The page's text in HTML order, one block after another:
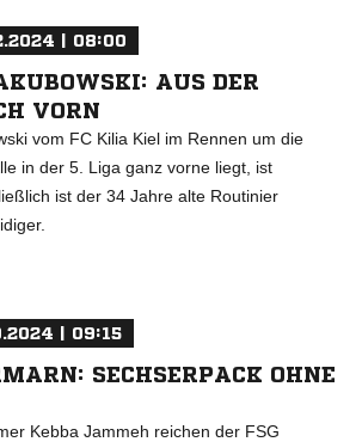
| 08:00
AUS DER
VORN
vom FC Kilia Kiel im Rennen um die
in der 5. Liga ganz vorne liegt, ist
ist der 34 Jahre alte Routinier
| 09:15
SECHSERPACK OHNE
Kebba Jammeh reichen der FSG